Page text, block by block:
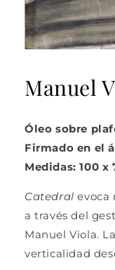
1
en
modal
Manuel
Óleo sobre
Firmado en el
Medidas: 100 x
Catedral evoca
a través del
Manuel Viola.
verticalidad